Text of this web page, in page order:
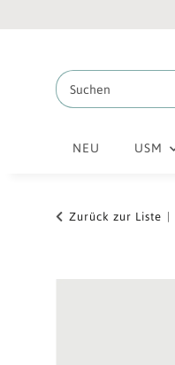
NEU USM
Zurück zur Liste